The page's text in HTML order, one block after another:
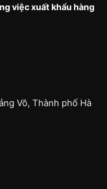
việc xuất khẩu hàng
Võ, Thành phố Hà